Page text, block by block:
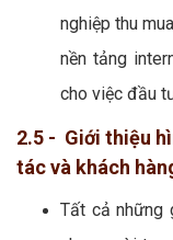
nghiệp thu
nền tảng
cho việc đầu
2.5 - Giới thiệu
tác và khách
Tất cả những